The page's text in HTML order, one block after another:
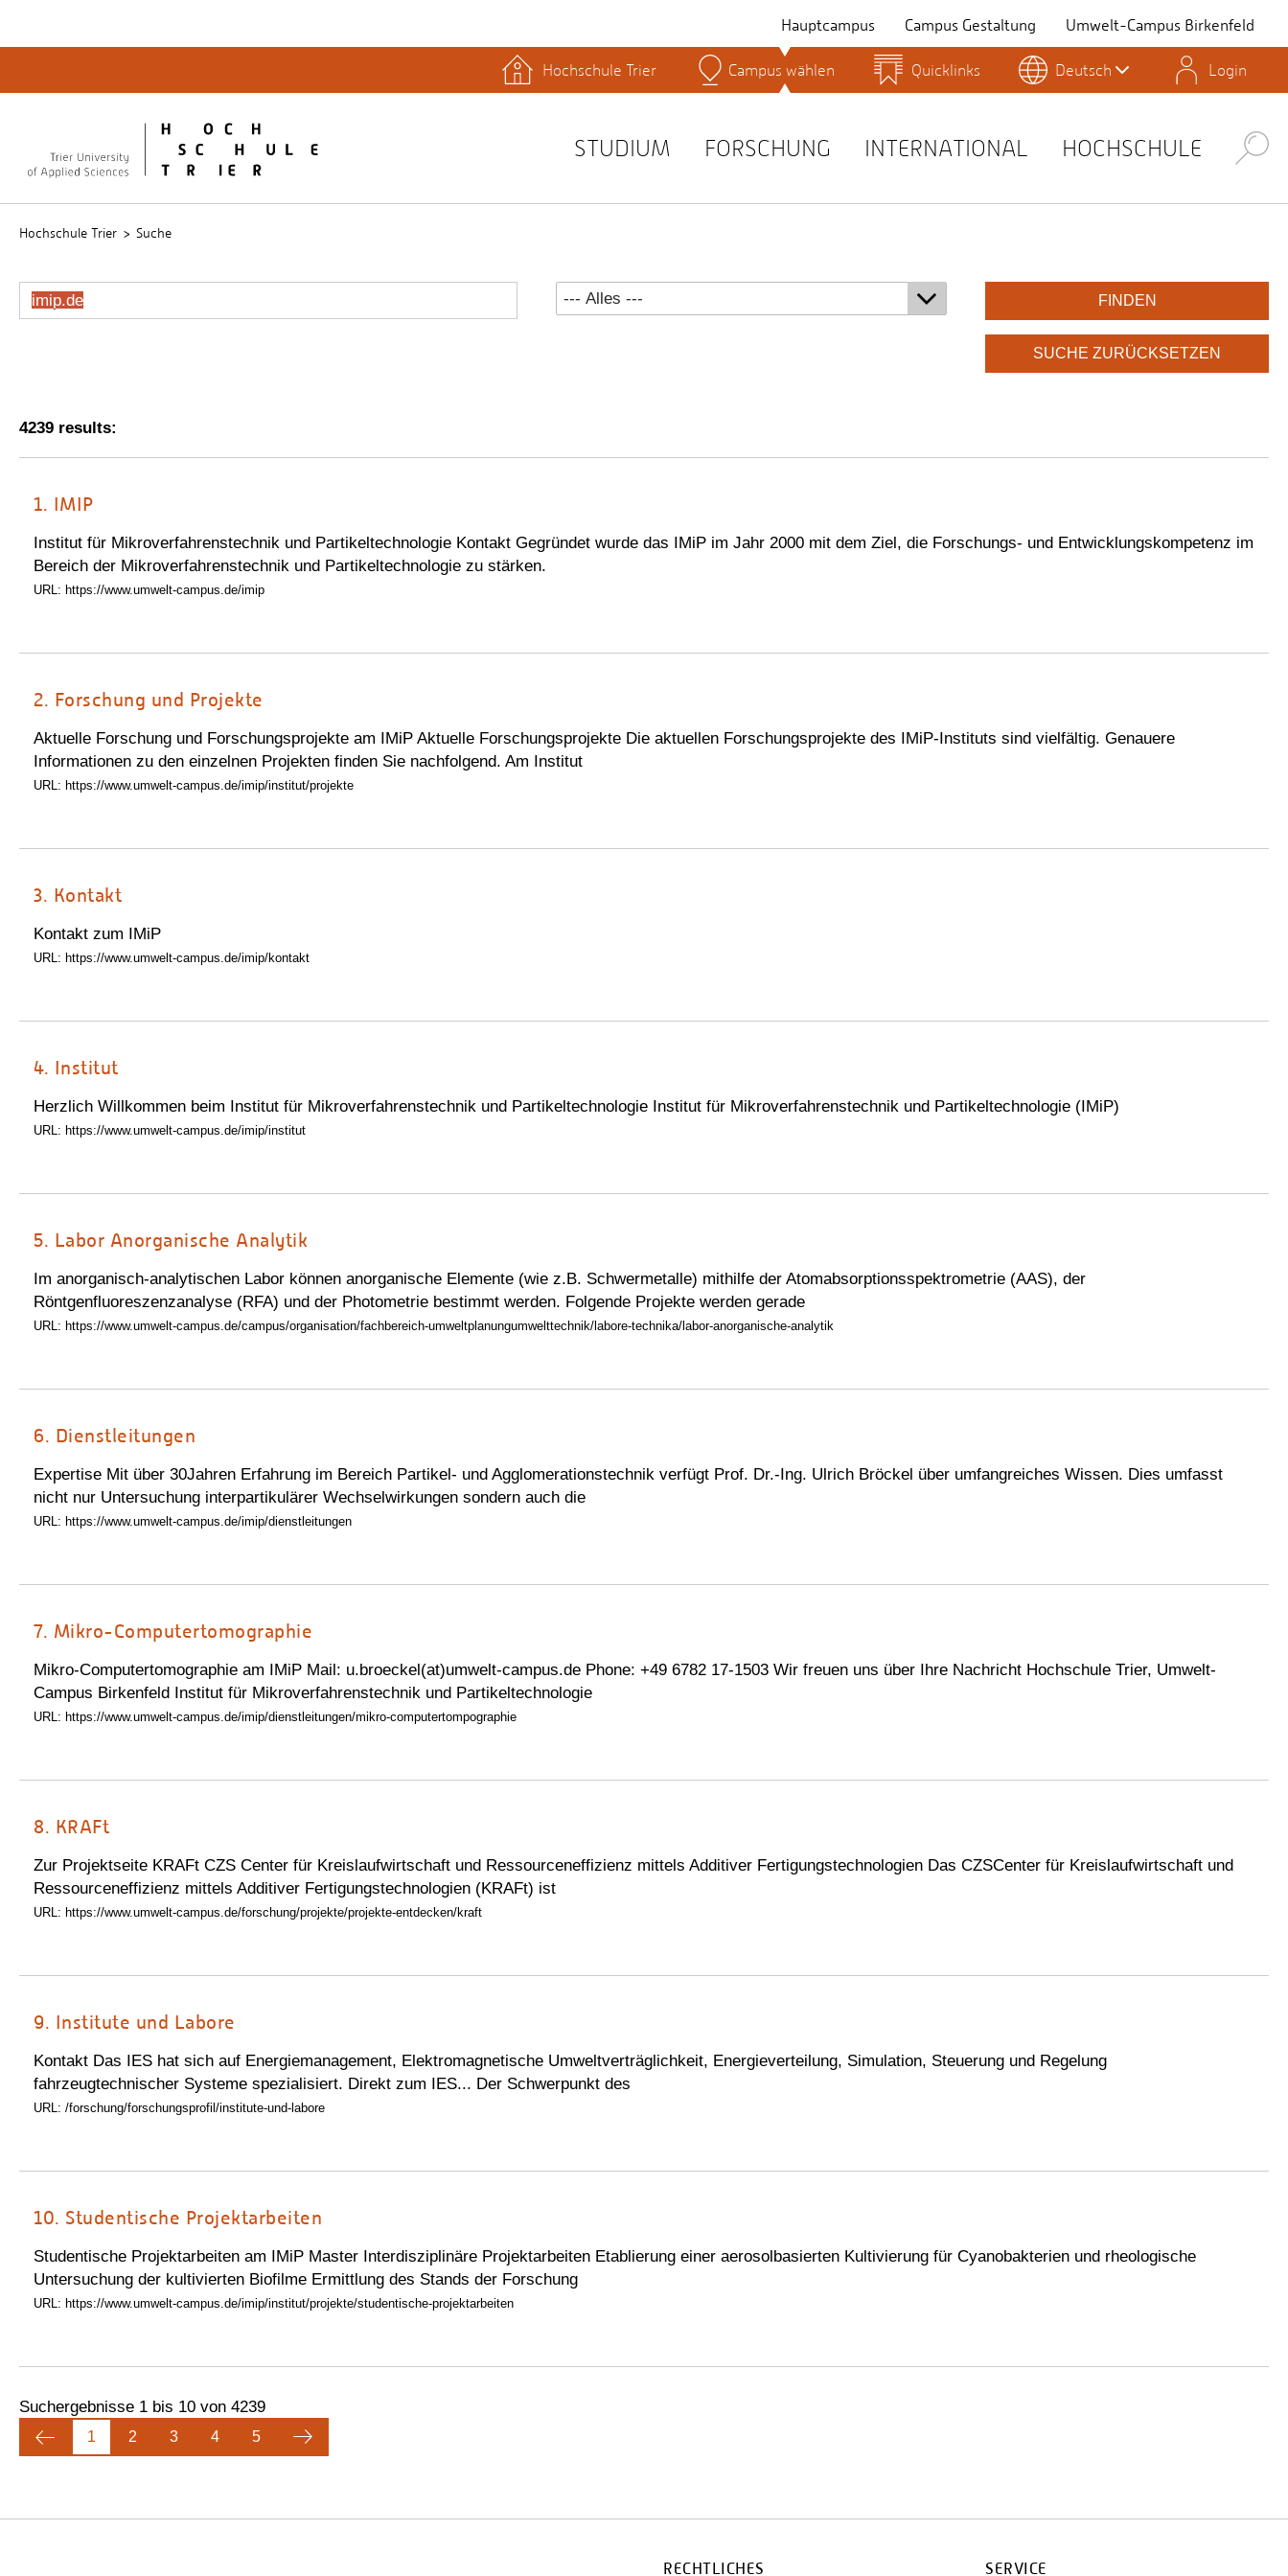
Hauptcampus Campus Gestaltung Umwelt-Campus Birkenfeld
Lernplattformen
Personensuche
Studienservice
Stud.IP
Hochschule Trier Campus wählen Quicklinks Deutsch Login
STUDIUM FORSCHUNG INTERNATIONAL HOCHSCHULE Search
Hochschule Trier Suche
FINDEN
SUCHE ZURÜCKSETZEN
4239 results:
1. IMIP
Institut für Mikroverfahrenstechnik und Partikeltechnologie Kontakt Gegründet wurde das IMiP im Jahr 2000 mit dem Ziel, die Forschungs- und Entwicklungskompetenz im
Bereich der Mikroverfahrenstechnik und Partikeltechnologie zu stärken.
URL: https://www.umwelt-campus.de/imip
2. Forschung und Projekte
Aktuelle Forschung und Forschungsprojekte am IMiP Aktuelle Forschungsprojekte Die aktuellen Forschungsprojekte des IMiP-Instituts sind vielfältig. Genauere
Informationen zu den einzelnen Projekten finden Sie nachfolgend. Am Institut
URL: https://www.umwelt-campus.de/imip/institut/projekte
3. Kontakt
Kontakt zum IMiP
URL: https://www.umwelt-campus.de/imip/kontakt
4. Institut
Herzlich Willkommen beim Institut für Mikroverfahrenstechnik und Partikeltechnologie Institut für Mikroverfahrenstechnik und Partikeltechnologie (IMiP)
URL: https://www.umwelt-campus.de/imip/institut
5. Labor Anorganische Analytik
Im anorganisch-analytischen Labor können anorganische Elemente (wie z.B. Schwermetalle) mithilfe der Atomabsorptionsspektrometrie (AAS), der
Röntgenfluoreszenzanalyse (RFA) und der Photometrie bestimmt werden. Folgende Projekte werden gerade
URL: https://www.umwelt-campus.de/campus/organisation/fachbereich-umweltplanungumwelttechnik/labore-technika/labor-anorganische-analytik
6. Dienstleitungen
Expertise Mit über 30Jahren Erfahrung im Bereich Partikel- und Agglomerationstechnik verfügt Prof. Dr.-Ing. Ulrich Bröckel über umfangreiches Wissen. Dies umfasst
nicht nur Untersuchung interpartikulärer Wechselwirkungen sondern auch die
URL: https://www.umwelt-campus.de/imip/dienstleitungen
7. Mikro-Computertomographie
Mikro-Computertomographie am IMiP Mail: u.broeckel(at)umwelt-campus.de Phone: +49 6782 17-1503 Wir freuen uns über Ihre Nachricht Hochschule Trier, Umwelt-
Campus Birkenfeld Institut für Mikroverfahrenstechnik und Partikeltechnologie
URL: https://www.umwelt-campus.de/imip/dienstleitungen/mikro-computertompographie
8. KRAFt
Zur Projektseite KRAFt CZS Center für Kreislaufwirtschaft und Ressourceneffizienz mittels Additiver Fertigungstechnologien Das CZSCenter für Kreislaufwirtschaft und
Ressourceneffizienz mittels Additiver Fertigungstechnologien (KRAFt) ist
URL: https://www.umwelt-campus.de/forschung/projekte/projekte-entdecken/kraft
9. Institute und Labore
Kontakt Das IES hat sich auf Energiemanagement, Elektromagnetische Umweltverträglichkeit, Energieverteilung, Simulation, Steuerung und Regelung
fahrzeugtechnischer Systeme spezialisiert. Direkt zum IES... Der Schwerpunkt des
URL: /forschung/forschungsprofil/institute-und-labore
10. Studentische Projektarbeiten
Studentische Projektarbeiten am IMiP Master Interdisziplinäre Projektarbeiten Etablierung einer aerosolbasierten Kultivierung für Cyanobakterien und rheologische
Untersuchung der kultivierten Biofilme Ermittlung des Stands der Forschung
URL: https://www.umwelt-campus.de/imip/institut/projekte/studentische-projektarbeiten
Suchergebnisse 1 bis 10 von 4239
1 2 3 4 5
RECHTLICHES SERVICE